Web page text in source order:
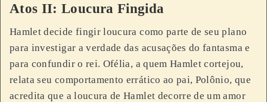
Atos II: Loucura Fingida
Hamlet decide fingir loucura como parte de seu plano
para investigar a verdade das acusações do fantasma e
para confundir o rei. Ofélia, a quem Hamlet cortejou,
relata seu comportamento errático ao pai, Polônio, que
acredita que a loucura de Hamlet decorre de um amor